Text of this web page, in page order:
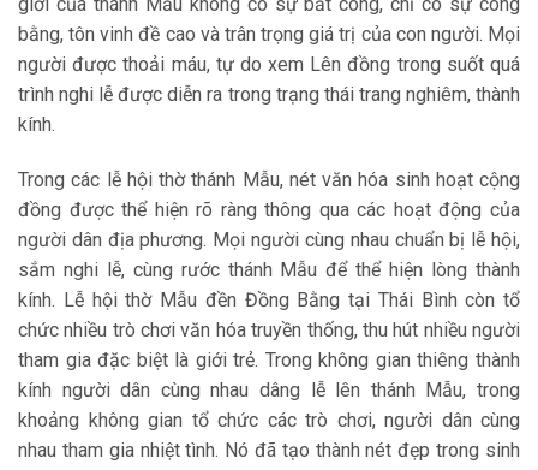
giới của thánh Mẫu không có sự bất công, chỉ có sự công
bằng, tôn vinh đề cao và trân trọng giá trị của con người. Mọi
người được thoải máu, tự do xem Lên đồng trong suốt quá
trình nghi lễ được diễn ra trong trạng thái trang nghiêm, thành
kính.
Trong các lễ hội thờ thánh Mẫu, nét văn hóa sinh hoạt cộng
đồng được thể hiện rõ ràng thông qua các hoạt động của
người dân địa phương. Mọi người cùng nhau chuẩn bị lễ hội,
sắm nghi lễ, cùng rước thánh Mẫu để thể hiện lòng thành
kính. Lễ hội thờ Mẫu đền Đồng Bằng tại Thái Bình còn tổ
chức nhiều trò chơi văn hóa truyền thống, thu hút nhiều người
tham gia đặc biệt là giới trẻ. Trong không gian thiêng thành
kính người dân cùng nhau dâng lễ lên thánh Mẫu, trong
khoảng không gian tổ chức các trò chơi, người dân cùng
nhau tham gia nhiệt tình. Nó đã tạo thành nét đẹp trong sinh